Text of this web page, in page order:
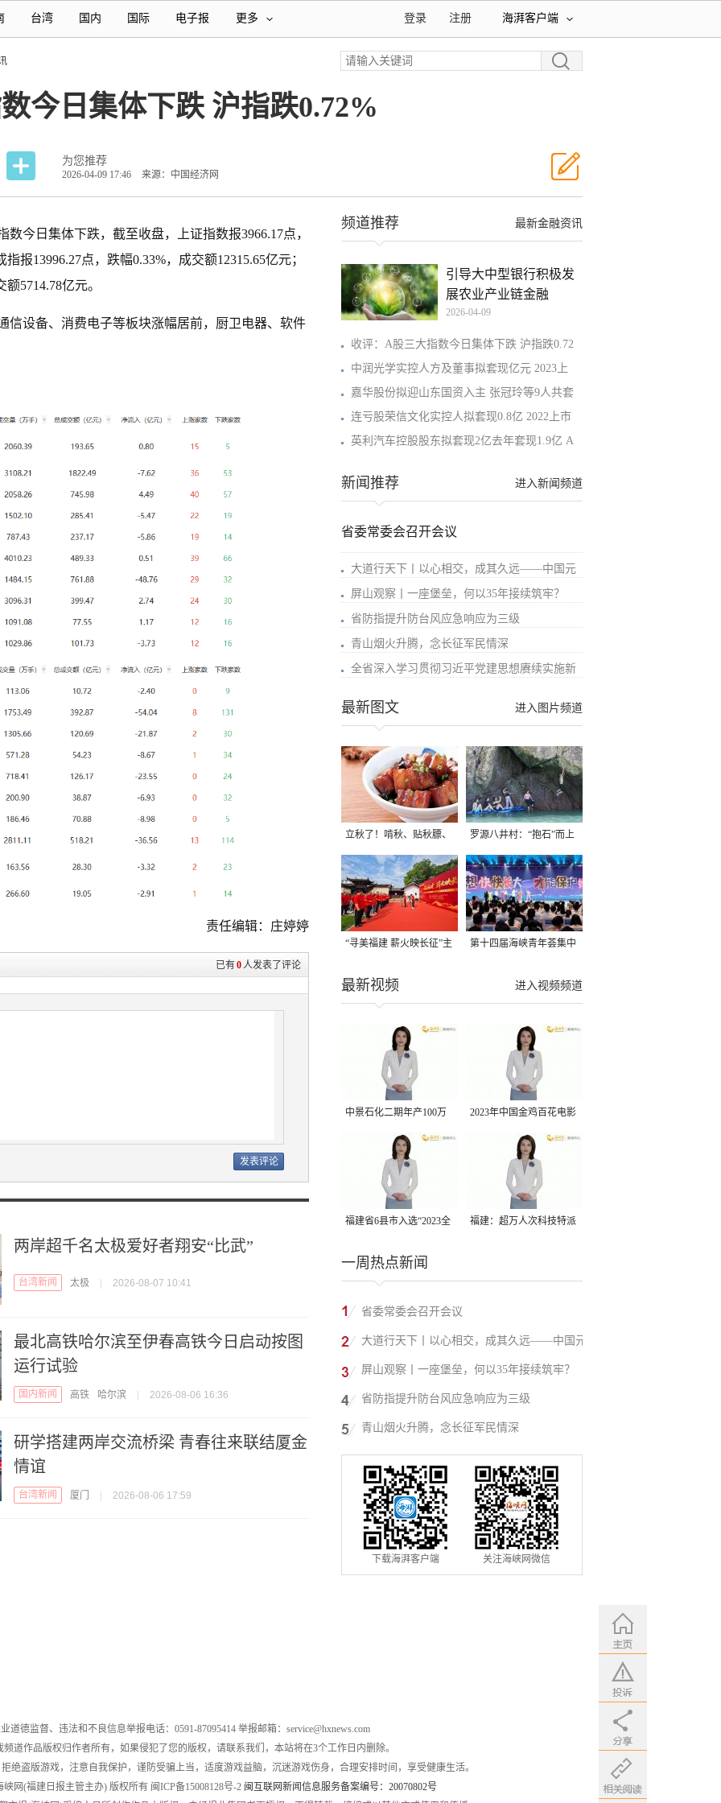
台湾 国内 国际 电子报 更多 海湃客户端
注册
登录
今日集体下跌 沪指跌0.72%
为您推荐
2026-04-09 17:46 来源：中国经济网
数今日集体下跌，截至收盘，上证指数报3966.17点，
报13996.27点，跌幅0.33%，成交额12315.65亿元；
5714.78亿元。
信设备、消费电子等板块涨幅居前，厨卫电器、软件
责任编辑：庄婷婷
已有0人发表了评论
两岸超千名太极爱好者翔安“比武”
台湾新闻 太极 2026-08-07 10:41
最北高铁哈尔滨至伊春高铁今日启动按图
运行试验
国内新闻 高铁 哈尔滨 2026-08-06 16:36
研学搭建两岸交流桥梁 青春往来联结厦金
情谊
台湾新闻 厦门 2026-08-06 17:59
最新金融资讯
频道推荐
引导大中型银行积极发
展农业产业链金融
2026-04-09
收评：A股三大指数今日集体下跌 沪指跌0.72
中润光学实控人方及董事拟套现亿元 2023上
嘉华股份拟迎山东国资入主 张冠玲等9人共套
连亏股荣信文化实控人拟套现0.8亿 2022上市
英利汽车控股股东拟套现2亿去年套现1.9亿 A
进入新闻频道
新闻推荐
省委常委会召开会议
大道行天下丨以心相交，成其久远——中国元
屏山观察丨一座堡垒，何以35年接续筑牢？
省防指提升防台风应急响应为三级
青山烟火升腾，念长征军民情深
全省深入学习贯彻习近平党建思想赓续实施新
进入图片频道
最新图文
立秋了！啃秋、贴秋膘、
晒秋，福建人这样过才够
味→
罗源八井村：“抱石”而上
“寻美福建 薪火映长征”主 第十四届海峡青年荟集中
进入视频频道
最新视频
中景石化二期年产100万
吨丙烷脱氢项目建成中交
2023年中国金鸡百花电影
节有福电影巡展31日启动
福建省6县市入选“2023全 福建：超万人次科技特派
一周热点新闻
省委常委会召开会议
大道行天下丨以心相交，成其久远——中国元
首外交的世界情怀与大国气派
屏山观察丨一座堡垒，何以35年接续筑牢？
省防指提升防台风应急响应为三级
青山烟火升腾，念长征军民情深
下载海湃客户端 关注海峡网微信
道德监督、违法和不良信息举报电话：0591-87095414 举报邮箱：service@hxnews.com
频道作品版权归作者所有，如果侵犯了您的版权，请联系我们，本站将在3个工作日内删除。
绝盗版游戏，注意自我保护，谨防受骗上当，适度游戏益脑，沉迷游戏伤身，合理安排时间，享受健康生活。
峡网(福建日报主管主办) 版权所有 闽ICP备15008128号-2 闽互联网新闻信息服务备案编号：20070802号